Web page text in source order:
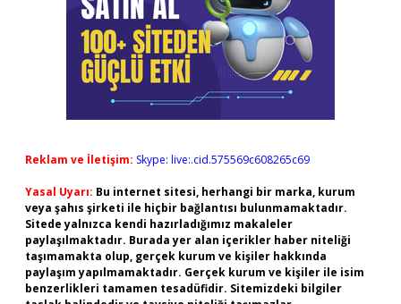
Reklam ve İletişim: Skype: live:.cid.575569c608265c69
Yasal Uyarı: Bu internet sitesi, herhangi bir marka, kurum
veya şahıs şirketi ile hiçbir bağlantısı bulunmamaktadır.
Sitede yalnızca kendi hazırladığımız makaleler
paylaşılmaktadır. Burada yer alan içerikler haber niteliği
taşımamakta olup, gerçek kurum ve kişiler hakkında
paylaşım yapılmamaktadır. Gerçek kurum ve kişiler ile isim
benzerlikleri tamamen tesadüfidir. Sitemizdeki bilgiler